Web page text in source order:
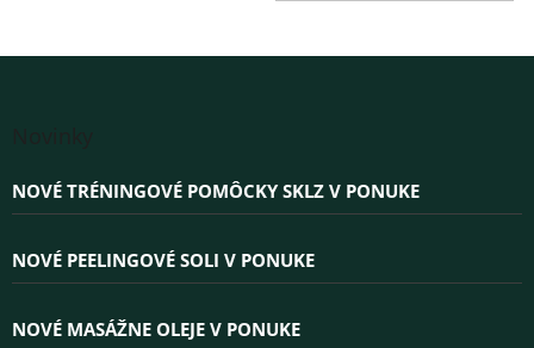
NOVÉ TRÉNINGOVÉ POMÔCKY SKLZ V PONUKE
NOVÉ PEELINGOVÉ SOLI V PONUKE
NOVÉ MASÁŽNE OLEJE V PONUKE